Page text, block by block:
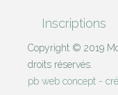
Inscriptions
Copyright © 2019
droits réservés.
pb web concept -